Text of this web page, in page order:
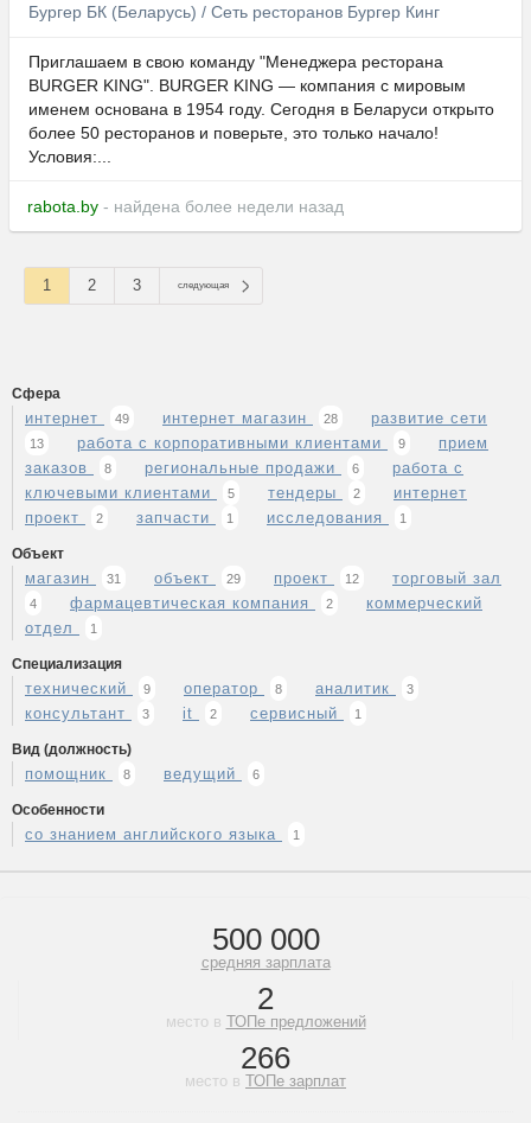
Бургер БК (Беларусь) / Сеть ресторанов Бургер Кинг
Приглашаем в свою команду "Менеджера ресторана
BURGER KING". BURGER KING — компания с мировым
именем основана в 1954 году. Сегодня в Беларуси открыто
более 50 ресторанов и поверьте, это только начало!
Условия:...
rabota.by - найдена более недели назад
1 2 3 следующая
Сфера
интернет 49 интернет магазин 28 развитие сети
13 работа с корпоративными клиентами 9
прием
заказов
8 региональные продажи 6
работа с
ключевыми клиентами
5 тендеры 2
интернет
проект
2 запчасти 1 исследования 1
Объект
магазин 31 объект 29 проект 12 торговый зал
4 фармацевтическая компания 2
коммерческий
отдел
1
Специализация
технический 9 оператор 8 аналитик 3
консультант 3 it 2 сервисный 1
Вид (должность)
помощник 8 ведущий 6
Особенности
со знанием английского языка 1
500 000
средняя зарплата
2
место в ТОПе предложений
266
место в ТОПе зарплат